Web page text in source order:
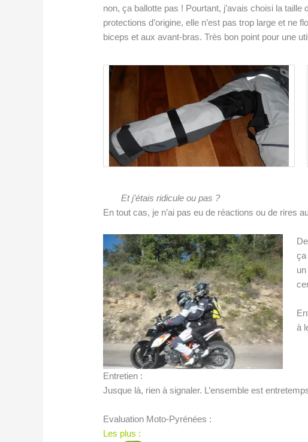
non, ça ballotte pas ! Pourtant, j’avais choisi la
protections d’origine, elle n’est pas trop large et
biceps et aux avant-bras. Très bon point pour une
Et j’étais ridicule ou pas ?
En tout cas, je n’ai pas eu de réactions ou de rires
ça
à
Entretien :
Jusque là, rien à signaler. L’ensemble est
Evaluation Moto-Pyrénées :
Les plus :